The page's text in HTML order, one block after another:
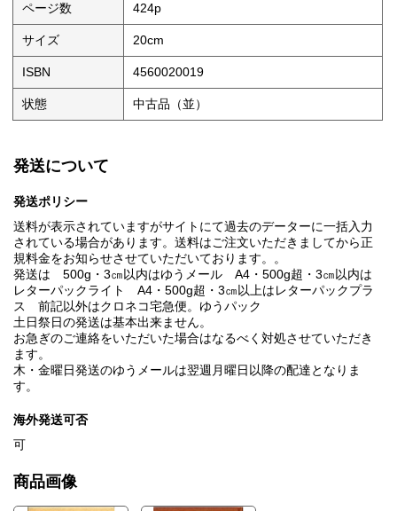
ページ数 424p
サイズ 20cm
ISBN 4560020019
状態 中古品（並）
発送について
発送ポリシー
送料が表示されていますがサイトにて過去のデーターに一括入力
されている場合があります。送料はご注文いただきましてから正
規料金をお知らせさせていただいております。。
発送は 500g・3㎝以内はゆうメール A4・500g超・3㎝以内は
レターパックライト A4・500g超・3㎝以上はレターパックプラ
ス 前記以外はクロネコ宅急便。ゆうパック
土日祭日の発送は基本出来ません。
お急ぎのご連絡をいただいた場合はなるべく対処させていただき
ます。
木・金曜日発送のゆうメールは翌週月曜日以降の配達となりま
す。
海外発送可否
可
商品画像